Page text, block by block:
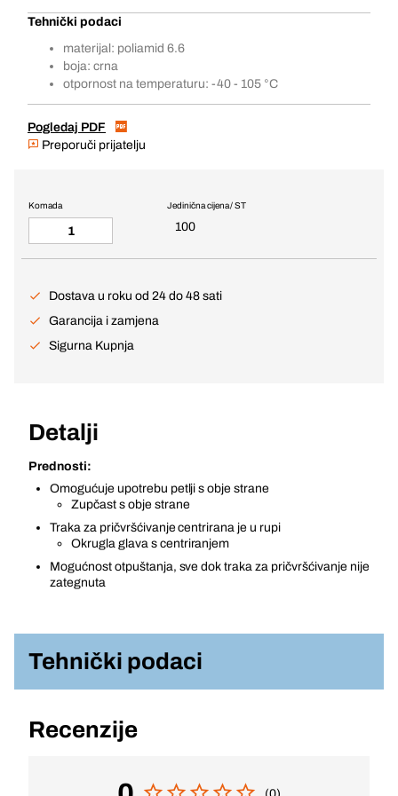
Tehnički podaci
materijal: poliamid 6.6
boja: crna
otpornost na temperaturu: -40 - 105 °C
Pogledaj PDF
Preporuči prijatelju
Jedinična cijena / ST
100
Komada
Dostava u roku od 24 do 48 sati
Garancija i zamjena
Sigurna Kupnja
Detalji
Prednosti:
Omogućuje upotrebu petlji s obje strane
Zupčast s obje strane
Traka za pričvršćivanje centrirana je u rupi
Okrugla glava s centriranjem
Mogućnost otpuštanja, sve dok traka za pričvršćivanje nije
zategnuta
Tehnički podaci
Recenzije